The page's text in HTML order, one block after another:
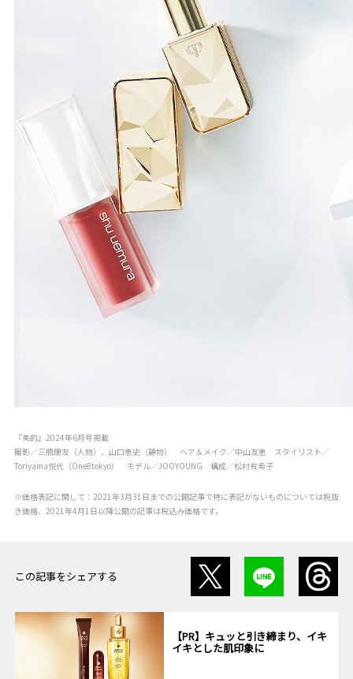
『美的』2024年6月号掲載
撮影／三瓶康友（人物）、山口恵史（静物） ヘア＆メイク／中山友恵 スタイリスト／
Toriyama悦代（One8tokyo） モデル／JOOYOUNG 構成／松村有希子
※価格表記に関して：2021年3月31日までの公開記事で特に表記がないものについては税抜
き価格、2021年4月1日以降公開の記事は税込み価格です。
この記事をシェアする
【PR】キュッと引き締まり、イキ
イキとした肌印象に